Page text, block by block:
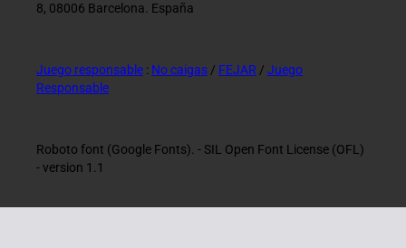
8, 08006 Barcelona. España
Juego responsable : No caigas / FEJAR / Juego
Responsable
Roboto font (Google Fonts). - SIL Open Font License (OFL)
- version 1.1